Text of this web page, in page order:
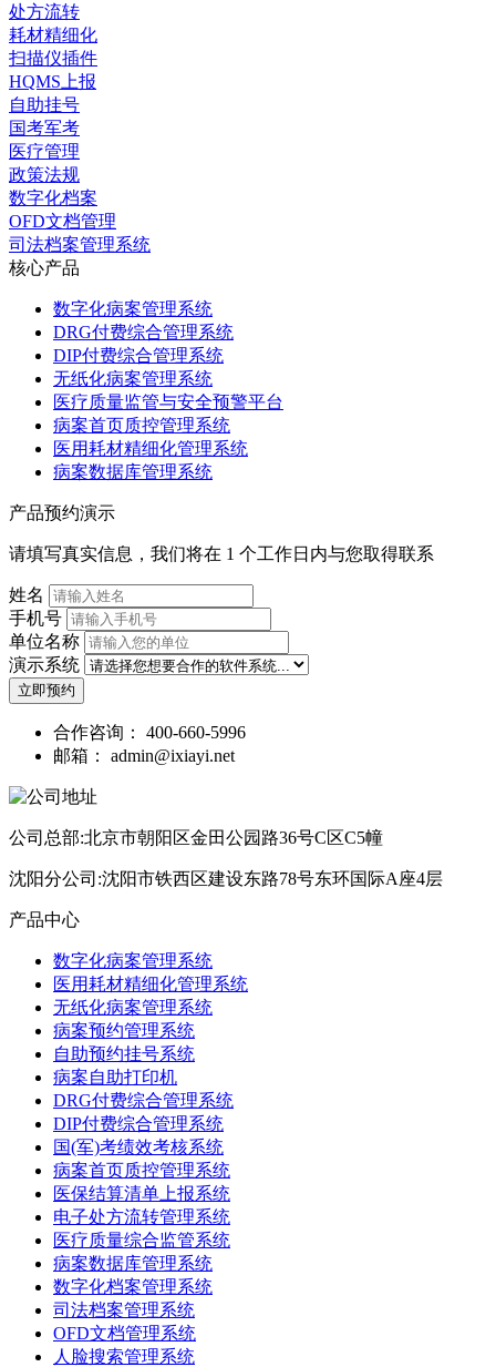
处方流转
耗材精细化
扫描仪插件
HQMS上报
自助挂号
国考军考
医疗管理
政策法规
数字化档案
OFD文档管理
司法档案管理系统
核心产品
数字化病案管理系统
DRG付费综合管理系统
DIP付费综合管理系统
无纸化病案管理系统
医疗质量监管与安全预警平台
病案首页质控管理系统
医用耗材精细化管理系统
病案数据库管理系统
产品预约演示
请填写真实信息，我们将在 1 个工作日内与您取得联系
姓名
手机号
单位名称
演示系统
立即预约
合作咨询： 400-660-5996
邮箱： admin@ixiayi.net
公司总部:北京市朝阳区金田公园路36号C区C5幢
沈阳分公司:沈阳市铁西区建设东路78号东环国际A座4层
产品中心
数字化病案管理系统
医用耗材精细化管理系统
无纸化病案管理系统
病案预约管理系统
自助预约挂号系统
病案自助打印机
DRG付费综合管理系统
DIP付费综合管理系统
国(军)考绩效考核系统
病案首页质控管理系统
医保结算清单上报系统
电子处方流转管理系统
医疗质量综合监管系统
病案数据库管理系统
数字化档案管理系统
司法档案管理系统
OFD文档管理系统
人脸搜索管理系统